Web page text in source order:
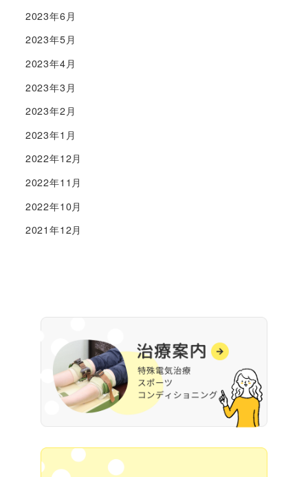
2023年6月
2023年5月
2023年4月
2023年3月
2023年2月
2023年1月
2022年12月
2022年11月
2022年10月
2021年12月